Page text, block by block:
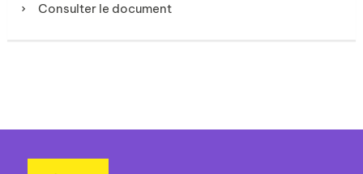
Consulter le document